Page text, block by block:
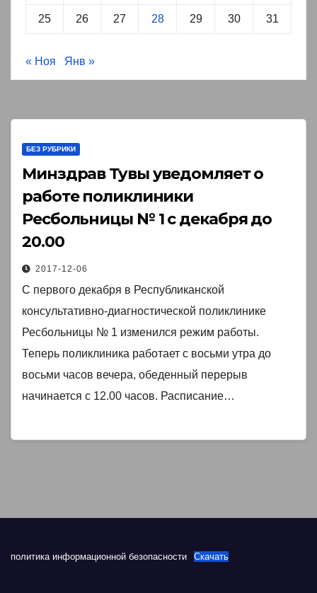
25 26 27 28 29 30 31
« Ноя Янв »
БЕЗ РУБРИКИ
Минздрав Тувы уведомляет о
работе поликлиники
Ресбольницы № 1 с декабря до
20.00￼
2017-12-06
С первого декабря в Республиканской
консультативно-диагностической поликлинике
Ресбольницы № 1 изменился режим работы.
Теперь поликлиника работает с восьми утра до
восьми часов вечера, обеденный перерыв
начинается с 12.00 часов. Расписание…
политика информационной безопасности Скачать